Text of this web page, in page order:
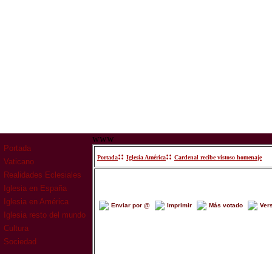
Portada
Vaticano
Realidades Eclesiales
Iglesia en España
Iglesia en América
Iglesia resto del mundo
Cultura
Sociedad
www
Portada:: Iglesia América:: Cardenal recibe vistoso homenaje
Enviar por @ Imprimir Más votado